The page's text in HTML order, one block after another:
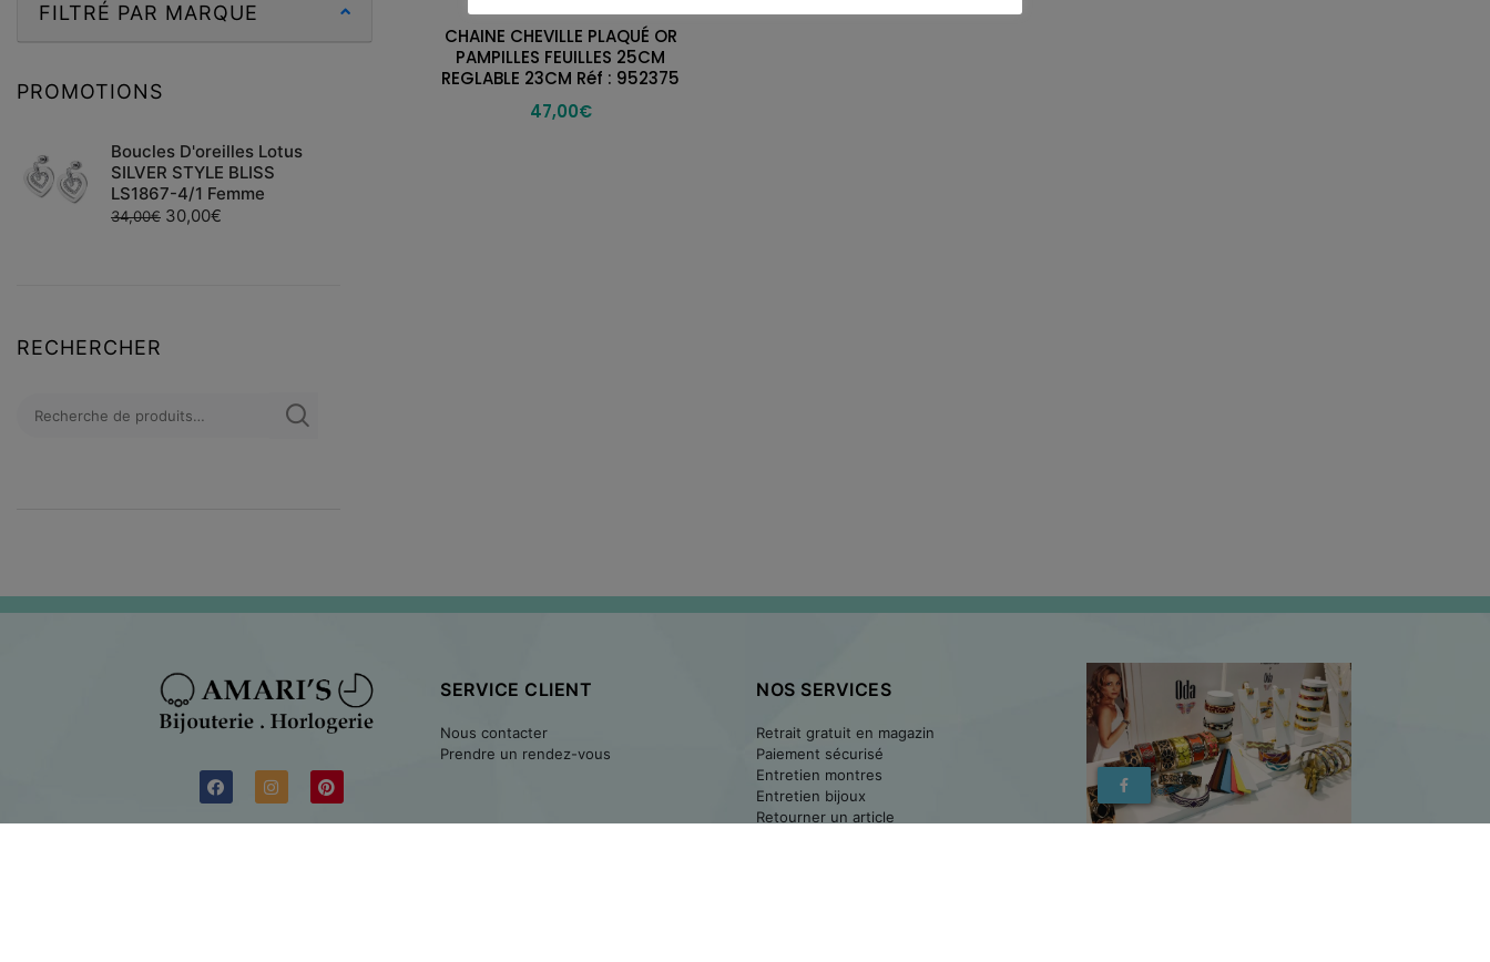
FILTRÉ PAR MARQUE
PROMOTIONS
Boucles D'oreilles Lotus
SILVER STYLE BLISS
LS1867-4/1 Femme
34,00€ 30,00€
RECHERCHER
CHAINE CHEVILLE PLAQUÉ OR
PAMPILLES FEUILLES 25CM
REGLABLE 23CM Réf : 952375
47,00€
SERVICE CLIENT
Nous contacter
Prendre un rendez-vous
NOS SERVICES
Retrait gratuit en magazin
Paiement sécurisé
Entretien montres
Entretien bijoux
Retourner un article